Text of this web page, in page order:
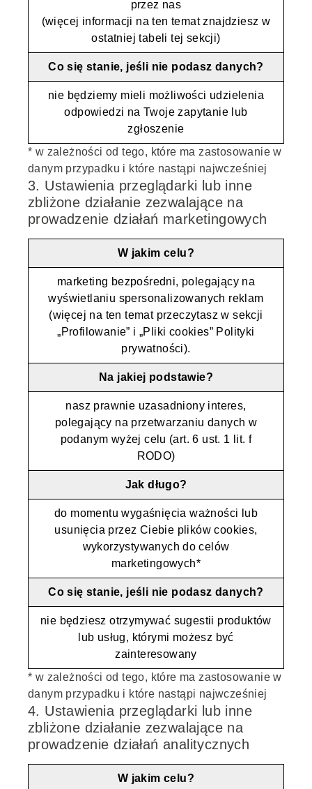
przez nas
(więcej informacji na ten temat znajdziesz w
ostatniej tabeli tej sekcji)
Co się stanie, jeśli nie podasz danych?
nie będziemy mieli możliwości udzielenia
odpowiedzi na Twoje zapytanie lub
zgłoszenie
* w zależności od tego, które ma zastosowanie w
danym przypadku i które nastąpi najwcześniej
3. Ustawienia przeglądarki lub inne
zbliżone działanie zezwalające na
prowadzenie działań marketingowych
W jakim celu?
marketing bezpośredni, polegający na
wyświetlaniu spersonalizowanych reklam
(więcej na ten temat przeczytasz w sekcji
„Profilowanie” i „Pliki cookies” Polityki
prywatności).
Na jakiej podstawie?
nasz prawnie uzasadniony interes,
polegający na przetwarzaniu danych w
podanym wyżej celu (art. 6 ust. 1 lit. f
RODO)
Jak długo?
do momentu wygaśnięcia ważności lub
usunięcia przez Ciebie plików cookies,
wykorzystywanych do celów
marketingowych*
Co się stanie, jeśli nie podasz danych?
nie będziesz otrzymywać sugestii produktów
lub usług, którymi możesz być
zainteresowany
* w zależności od tego, które ma zastosowanie w
danym przypadku i które nastąpi najwcześniej
4. Ustawienia przeglądarki lub inne
zbliżone działanie zezwalające na
prowadzenie działań analitycznych
W jakim celu?